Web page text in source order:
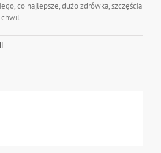
co najlepsze, dużo zdrówka, szczęścia